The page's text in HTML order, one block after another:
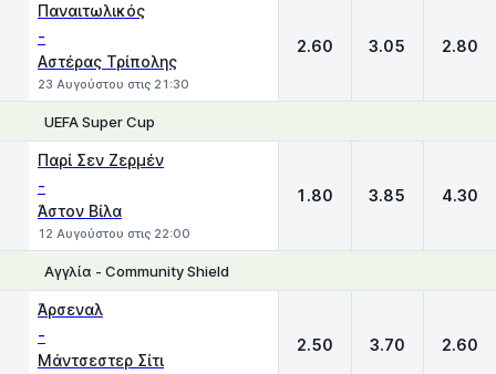
Παναιτωλικός
-
Αστέρας Τρίπολης
23 Αυγούστου στις 21:30
2.60 3.05 2.80
UEFA Super Cup
Παρί Σεν Ζερμέν
-
Άστον Βίλα
12 Αυγούστου στις 22:00
1.80 3.85 4.30
Αγγλία - Community Shield
Άρσεναλ
-
Μάντσεστερ Σίτι
2.50 3.70 2.60